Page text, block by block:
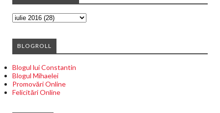
BLOGROLL
Blogul lui Constantin
Blogul Mihaelei
Promovări Online
Felicitări Online